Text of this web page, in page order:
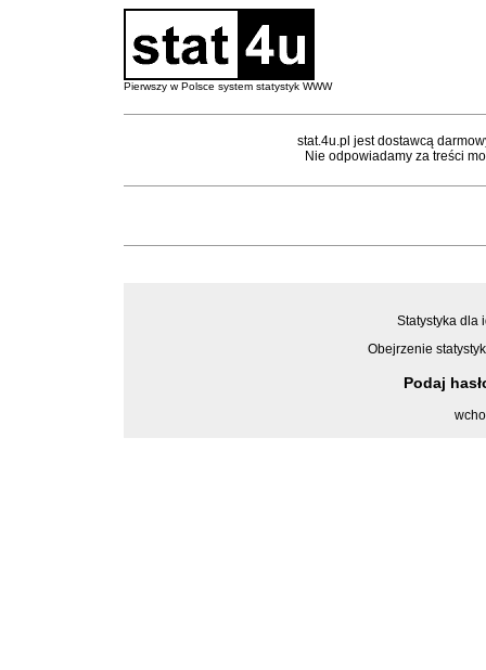
Pierwszy w Polsce system statystyk WWW
stat.4u.pl jest dostawcą
Nie odpowiadamy za treści
Statystyka dla
Obejrzenie
Podaj